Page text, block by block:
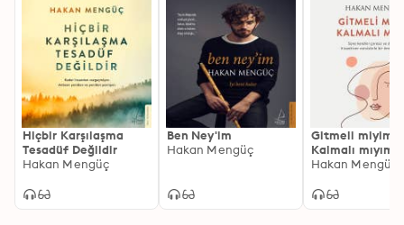
Hiçbir Karşılaşma
Tesadüf Değildir
Hakan Mengüç
Ben Ney'im
Hakan Mengüç
Gitmeli miyim
Kalmalı mıyım?
Hakan Mengüç